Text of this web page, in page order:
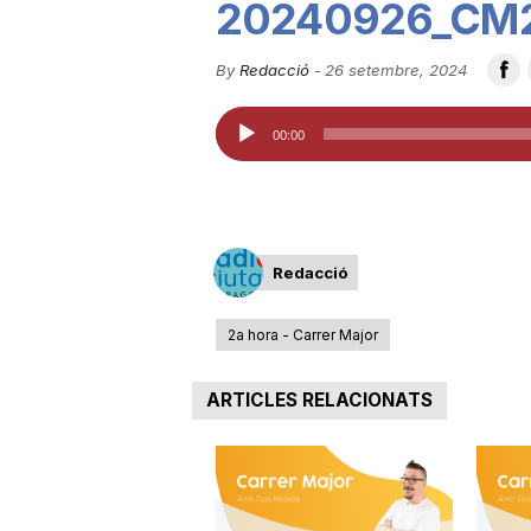
u
t
d
e
By Redacció- 26 setembre, 2024
Reproductor
d'àudio
00:00
Redacció
2a hora - Carrer Major
ARTICLES RELACIONATS